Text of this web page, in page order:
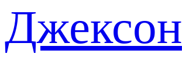
Джексон